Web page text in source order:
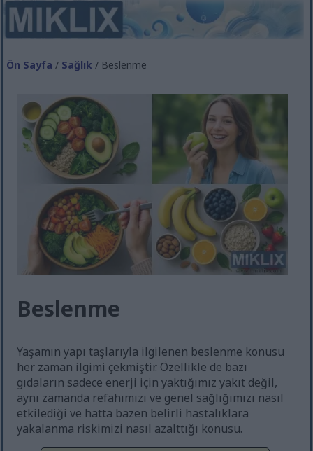
Ön Sayfa / Sağlık / Beslenme
Beslenme
Yaşamın yapı taşlarıyla ilgilenen beslenme konusu
her zaman ilgimi çekmiştir. Özellikle de bazı
gıdaların sadece enerji için yaktığımız yakıt değil,
aynı zamanda refahımızı ve genel sağlığımızı nasıl
etkilediği ve hatta bazen belirli hastalıklara
yakalanma riskimizi nasıl azalttığı konusu.